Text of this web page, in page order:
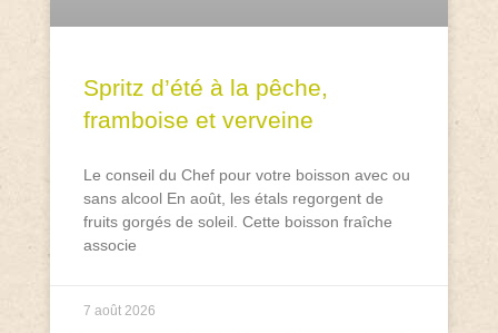
Spritz d’été à la pêche,
framboise et verveine
Le conseil du Chef pour votre boisson avec ou
sans alcool En août, les étals regorgent de
fruits gorgés de soleil. Cette boisson fraîche
associe
7 août 2026